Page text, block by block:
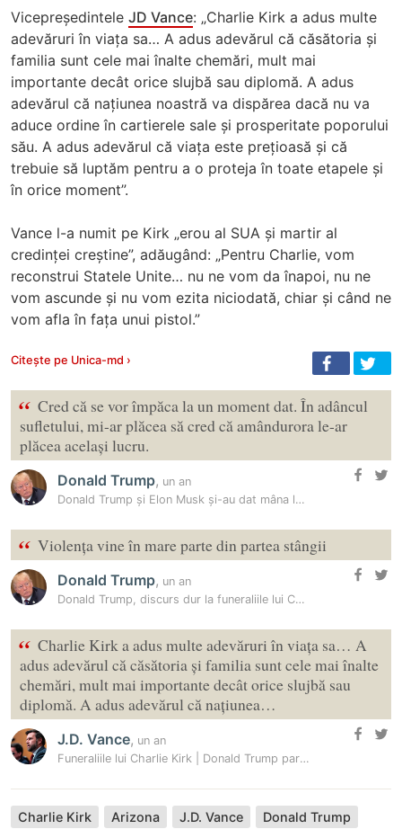
Vicepreședintele JD Vance: „Charlie Kirk a adus multe
adevăruri în viața sa… A adus adevărul că căsătoria și
familia sunt cele mai înalte chemări, mult mai
importante decât orice slujbă sau diplomă. A adus
adevărul că națiunea noastră va dispărea dacă nu va
aduce ordine în cartierele sale și prosperitate poporului
său. A adus adevărul că viața este prețioasă și că
trebuie să luptăm pentru a o proteja în toate etapele și
în orice moment”.
Vance l-a numit pe Kirk „erou al SUA și martir al
credinței creștine”, adăugând: „Pentru Charlie, vom
reconstrui Statele Unite… nu ne vom da înapoi, nu ne
vom ascunde și nu vom ezita niciodată, chiar și când ne
vom afla în fața unui pistol.”
Citește pe Unica-md ›
“ Cred că se vor împăca la un moment dat. În adâncul
sufletului, mi-ar plăcea să cred că amândurora le-ar
plăcea același lucru.
Donald Trump, un an
Donald Trump și Elon Musk și-au dat mâna la memorialul lui Charlie…
“ Violența vine în mare parte din partea stângii
Donald Trump, un an
Donald Trump, discurs dur la funeraliile lui Charlie Kirk: „Aici nu am…
“ Charlie Kirk a adus multe adevăruri în viața sa… A
adus adevărul că căsătoria și familia sunt cele mai înalte
chemări, mult mai importante decât orice slujbă sau
diplomă. A adus adevărul că națiunea…
J.D. Vance, un an
Funeraliile lui Charlie Kirk | Donald Trump participă la ceremonia de…
Charlie Kirk Arizona J.D. Vance Donald Trump